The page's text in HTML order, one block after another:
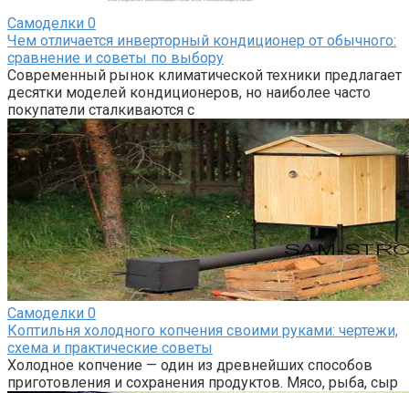
Самоделки 0
Чем отличается инверторный кондиционер от обычного:
сравнение и советы по выбору
Современный рынок климатической техники предлагает
десятки моделей кондиционеров, но наиболее часто
покупатели сталкиваются с
Самоделки 0
Коптильня холодного копчения своими руками: чертежи,
схема и практические советы
Холодное копчение — один из древнейших способов
приготовления и сохранения продуктов. Мясо, рыба, сыр